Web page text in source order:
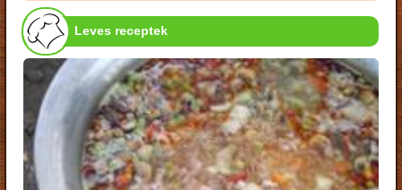
Leves receptek